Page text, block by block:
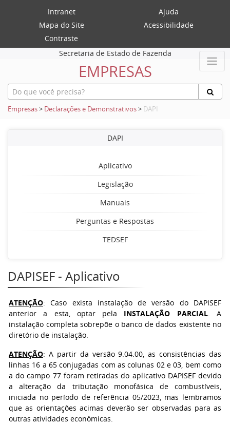
Intranet
Ajuda
Mapa do Site
Acessibilidade
Contraste
Secretaria de Estado de Fazenda
EMPRESAS
Empresas> Declarações e Demonstrativos> DAPI
DAPI
Aplicativo
Legislação
Manuais
Perguntas e Respostas
TEDSEF
DAPISEF - Aplicativo
ATENÇÃO: Caso exista instalação de versão do DAPISEF
anterior a esta, optar pela INSTALAÇÃO PARCIAL. A
instalação completa sobrepõe o banco de dados existente no
diretório de instalação.
ATENÇÃO: A partir da versão 9.04.00, as consistências das
linhas 16 a 65 conjugadas com as colunas 02 e 03, bem como
a do campo 77 foram retiradas do aplicativo DAPISEF devido
a alteração da tributação monofásica de combustíveis,
iniciada no período de referência 05/2023, mas lembramos
que as orientações acimas deverão ser observadas para as
outras atividades econômicas.